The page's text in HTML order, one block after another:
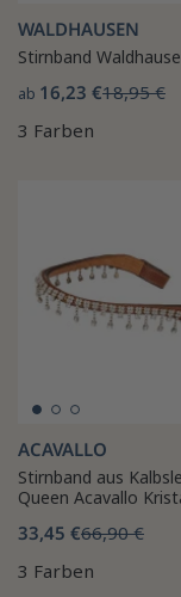
WALDHAUSEN
Stirnband
ab 16,23 €18,95 €
3 Farben
ACAVALLO
Stirnband aus
Queen Acavallo
33,45 €66,90 €
3 Farben